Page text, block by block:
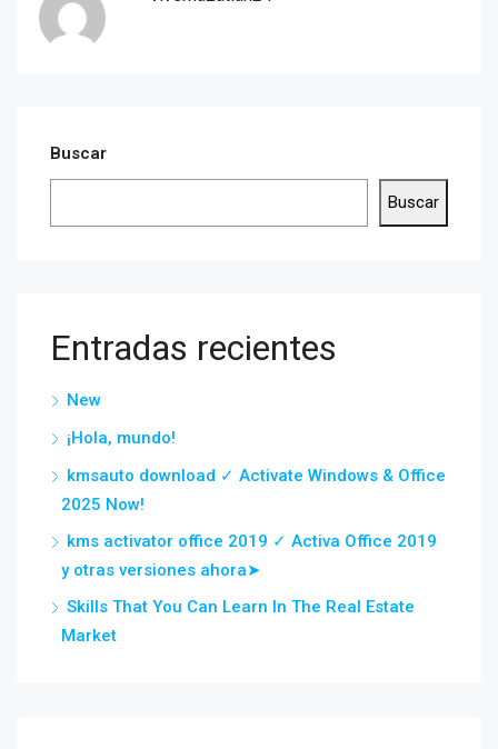
Buscar
Buscar
Entradas recientes
New
¡Hola, mundo!
kmsauto download ✓ Activate Windows & Office
2025 Now!
kms activator office 2019 ✓ Activa Office 2019
y otras versiones ahora➤
Skills That You Can Learn In The Real Estate
Market